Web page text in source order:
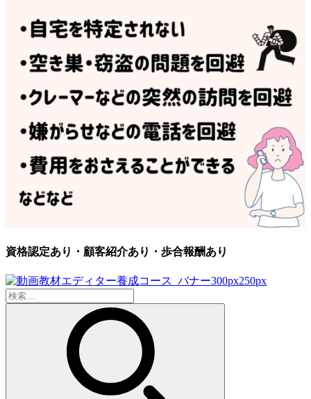
資格認定あり・顧客紹介あり・歩合報酬あり
検
索: